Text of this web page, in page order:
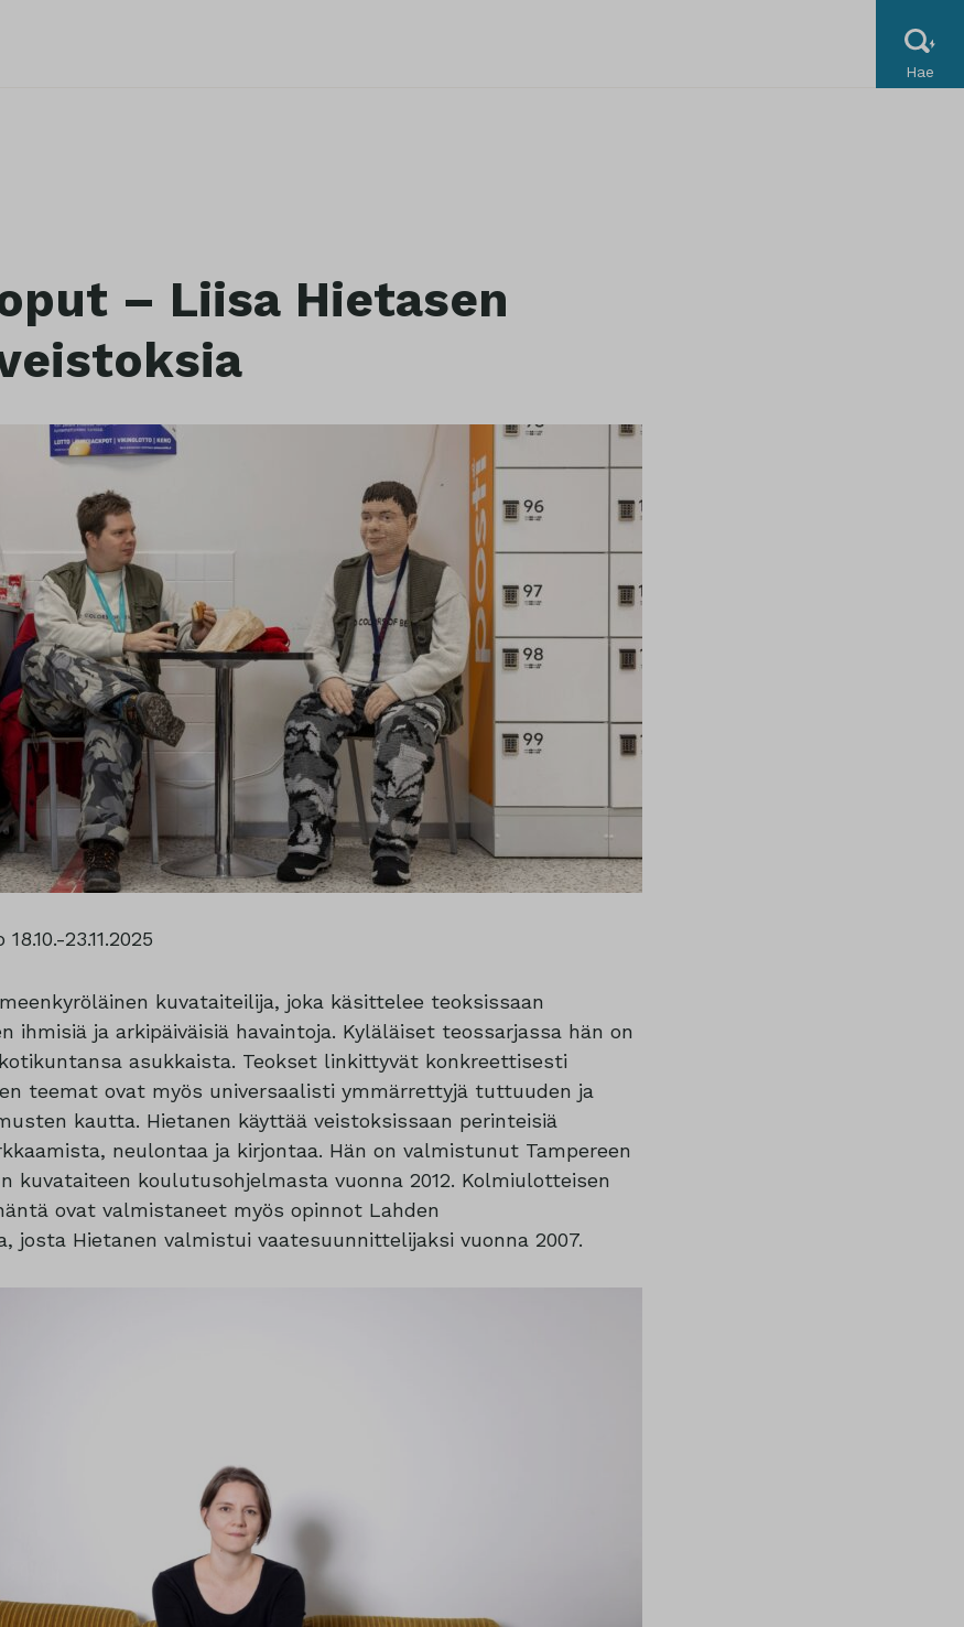
Hae
– Liisa Hietasen
23.11.2025
kuvataiteilija, joka käsittelee teoksissaan
ihmisiä ja arkipäiväisiä havaintoja. Kyläläiset teossarjassa hän on
asukkaista. Teokset linkittyvät konkreettisesti
teemat ovat myös universaalisti ymmärrettyjä tuttuuden ja
kautta. Hietanen käyttää veistoksissaan perinteisiä
neulontaa ja kirjontaa. Hän on valmistunut Tampereen
kuvataiteen koulutusohjelmasta vuonna 2012. Kolmiulotteisen
ovat valmistaneet myös opinnot Lahden
josta Hietanen valmistui vaatesuunnittelijaksi vuonna 2007.